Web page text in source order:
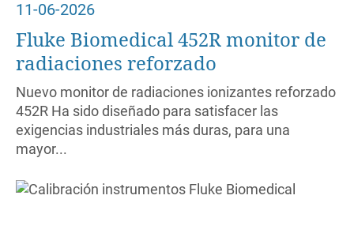
11-06-2026
Fluke Biomedical 452R monitor de
radiaciones reforzado
Nuevo monitor de radiaciones ionizantes reforzado
452R Ha sido diseñado para satisfacer las
exigencias industriales más duras, para una
mayor...